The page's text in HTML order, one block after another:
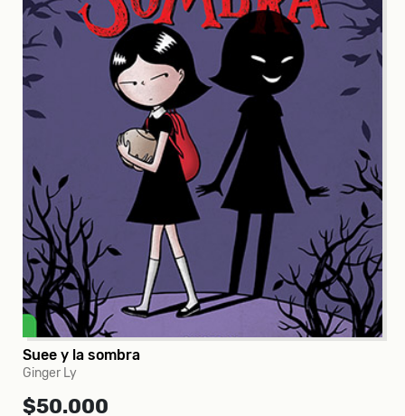
Suee y la sombra
Ginger Ly
$50.000